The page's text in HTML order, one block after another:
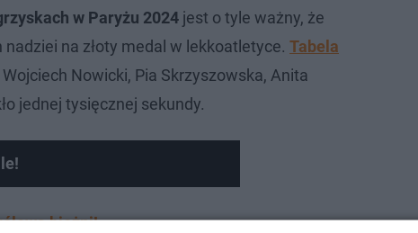
w Paryżu 2024 jest o tyle ważny, że
na złoty medal w lekkoatletyce. Tabela
Nowicki, Pia Skrzyszowska, Anita
jednej tysięcznej sekundy.
bieżni!